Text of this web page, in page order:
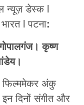
न्यूज़ डेस्क l
l पटना:
कृष्ण
फिल्ममेकर अंकु
इन दिनों संगीत और